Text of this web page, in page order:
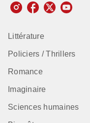
Littérature
Policiers / Thrillers
Romance
Imaginaire
Sciences humaines